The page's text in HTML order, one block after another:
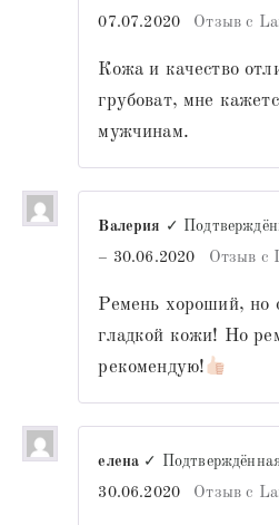
07.07.2020
Отзыв с
Кожа и качество
грубоват, мне
мужчинам.
Валерия ✓
– 30.06.2020 Отзыв с
Ремень хороший, но
гладкой кожи! Но
рекомендую!
елена ✓
30.06.2020
Отзыв с